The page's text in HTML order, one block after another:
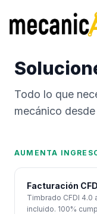
Todo lo que
mecánico desde
AUMENTA
Facturación
Timbrado CFDI
incluido. 100%